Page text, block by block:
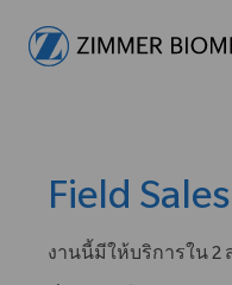
Field
งานนี้มีให้บริการใน 2